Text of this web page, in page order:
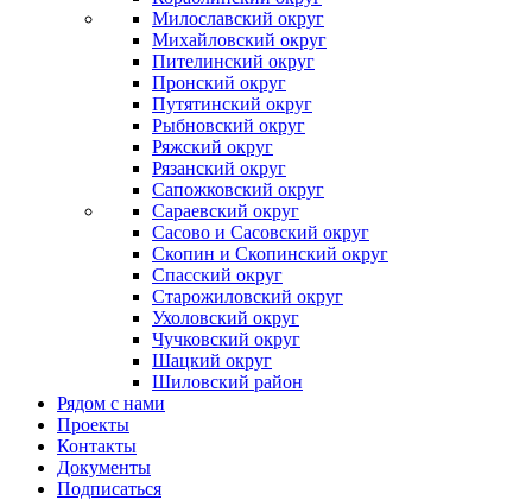
Милославский округ
Михайловский округ
Пителинский округ
Пронский округ
Путятинский округ
Рыбновский округ
Ряжский округ
Рязанский округ
Сапожковский округ
Сараевский округ
Сасово и Сасовский округ
Скопин и Скопинский округ
Спасский округ
Старожиловский округ
Ухоловский округ
Чучковский округ
Шацкий округ
Шиловский район
Рядом с нами
Проекты
Контакты
Документы
Подписаться